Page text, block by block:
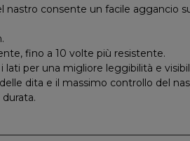
nastro consente un facile aggancio
fino a 10 volte più resistente.
per una migliore leggibilità e
dita e il massimo controllo del